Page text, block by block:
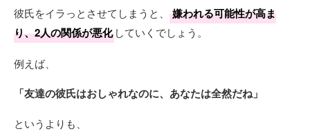
彼氏をイラっとさせてしまうと、
嫌われる可能性が高ま
り、2人の関係が悪化 していくでしょう。
例えば、
「友達の彼氏はおしゃれなのに、あなたは全然だね」
というよりも、